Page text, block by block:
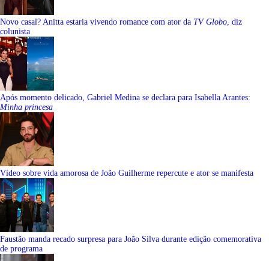
Novo casal? Anitta estaria vivendo romance com ator da TV Globo , diz
colunista
Após momento delicado, Gabriel Medina se declara para Isabella Arantes:
Minha princesa
Vídeo sobre vida amorosa de João Guilherme repercute e ator se manifesta
Faustão manda recado surpresa para João Silva durante edição comemorativa
de programa